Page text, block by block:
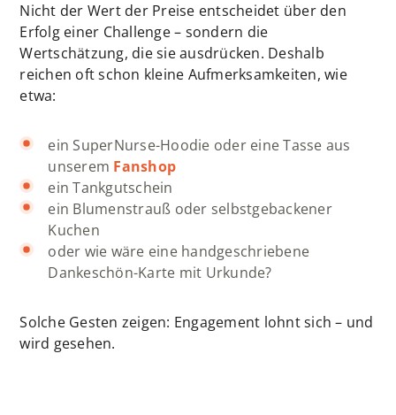
Nicht der Wert der Preise entscheidet über den
Erfolg einer Challenge – sondern die
Wertschätzung, die sie ausdrücken. Deshalb
reichen oft schon kleine Aufmerksamkeiten, wie
etwa:
ein SuperNurse-Hoodie oder eine Tasse aus
unserem Fanshop
ein Tankgutschein
ein Blumenstrauß oder selbstgebackener
Kuchen
oder wie wäre eine handgeschriebene
Dankeschön-Karte mit Urkunde?
Solche Gesten zeigen: Engagement lohnt sich – und
wird gesehen.